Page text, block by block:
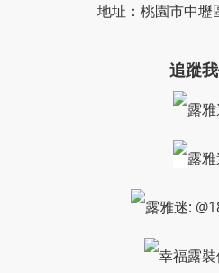
地址：桃園市中壢
追蹤
露
露
露雅迷:
幸福露